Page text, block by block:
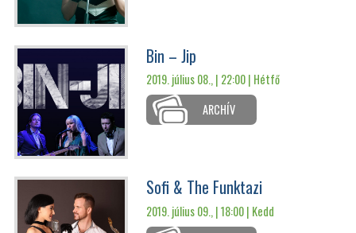
Bin – Jip
2019. július 08., | 22:00 | Hétfő
ARCHÍV
Sofi & The Funktazi
2019. július 09., | 18:00 | Kedd